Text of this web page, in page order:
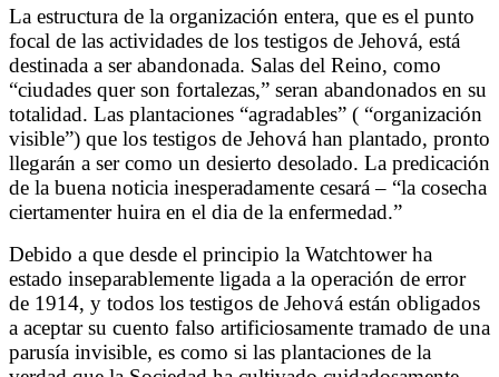
La estructura de la organización entera, que es el punto
focal de las actividades de los testigos de Jehová, está
destinada a ser abandonada. Salas del Reino, como
“ciudades quer son fortalezas,” seran abandonados en su
totalidad. Las plantaciones “agradables” ( “organización
visible”) que los testigos de Jehová han plantado, pronto
llegarán a ser como un desierto desolado. La predicación
de la buena noticia inesperadamente cesará – “la cosecha
ciertamenter huira en el dia de la enfermedad.”
Debido a que desde el principio la Watchtower ha
estado inseparablemente ligada a la operación de error
de 1914, y todos los testigos de Jehová están obligados
a aceptar su cuento falso artificiosamente tramado de una
parusía invisible, es como si las plantaciones de la